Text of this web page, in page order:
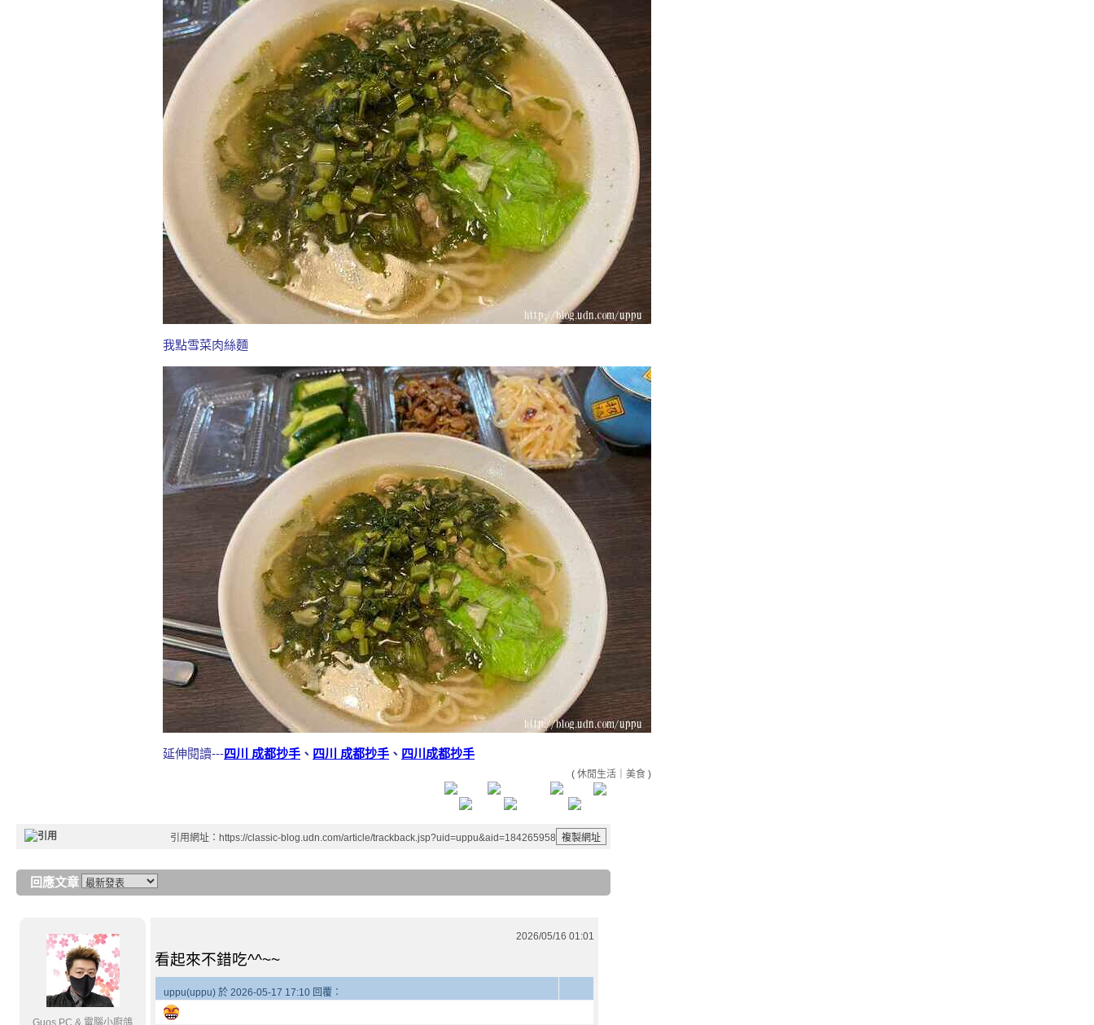
我點雪菜肉絲麵
延伸閱讀---四川 成都抄手 、 四川 成都抄手 、 四川成都抄手
( 休閒生活 美食 )
引用網址：https://classic-blog.udn.com/article/trackback.jsp?uid=uppu&aid=184265958
回應文章
Guos PC & 電腦小廚鴿
2026/05/16 01:01
看起來不錯吃^^~~
uppu(uppu) 於 2026-05-17 17:10 回覆：